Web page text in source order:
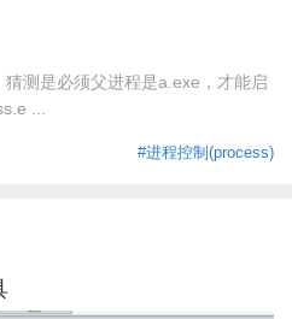
测是必须父进程是a.exe，才能启
...
#进程控制(process)